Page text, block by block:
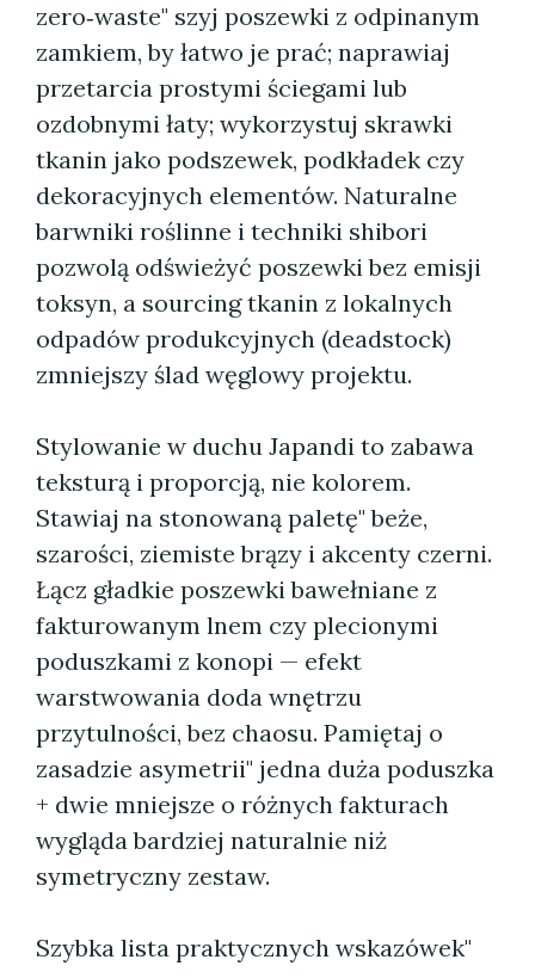
zero‑waste" szyj poszewki z odpinanym
zamkiem, by łatwo je prać; naprawiaj
przetarcia prostymi ściegami lub
ozdobnymi łaty; wykorzystuj skrawki
tkanin jako podszewek, podkładek czy
dekoracyjnych elementów. Naturalne
barwniki roślinne i techniki shibori
pozwolą odświeżyć poszewki bez emisji
toksyn, a sourcing tkanin z lokalnych
odpadów produkcyjnych (deadstock)
zmniejszy ślad węglowy projektu.
Stylowanie w duchu Japandi to zabawa
teksturą i proporcją, nie kolorem.
Stawiaj na stonowaną paletę" beże,
szarości, ziemiste brązy i akcenty czerni.
Łącz gładkie poszewki bawełniane z
fakturowanym lnem czy plecionymi
poduszkami z konopi — efekt
warstwowania doda wnętrzu
przytulności, bez chaosu. Pamiętaj o
zasadzie asymetrii" jedna duża poduszka
+ dwie mniejsze o różnych fakturach
wygląda bardziej naturalnie niż
symetryczny zestaw.
Szybka lista praktycznych wskazówek"